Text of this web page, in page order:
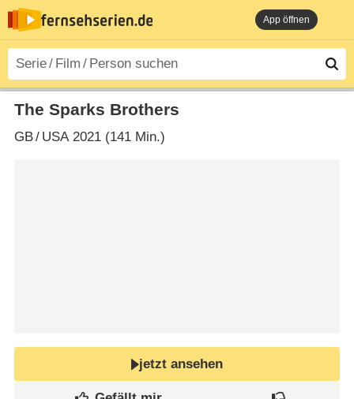
App öffnen
The Sparks Brothers
GB/ USA2021 (141 Min.)
jetzt ansehen